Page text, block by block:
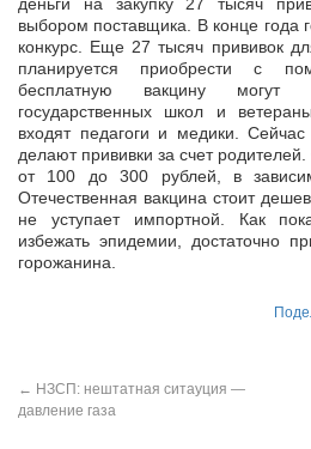
выбором поставщика. В конце года
конкурс. Еще 27 тысяч прививок
планируется приобрести с
бесплатную вакцину могут
государственных школ и
входят педагоги и медики.
делают прививки за счет
от 100 до 300 рублей, в
Отечественная вакцина стоит
не уступает импортной. Как
избежать эпидемии, достаточно
горожанина.
← НЗСП: нештатная ситауция —
давление газа